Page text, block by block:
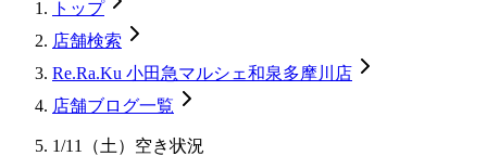
トップ
店舗検索
Re.Ra.Ku 小田急マルシェ和泉多摩川店
店舗ブログ一覧
1/11（土）空き状況